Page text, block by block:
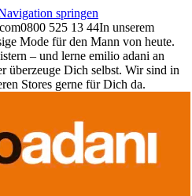
springen
0800 525 13 44In unserem
Mode für den Mann von heute.
– und lerne emilio adani an
überzeuge Dich selbst. Wir sind in
Stores gerne für Dich da.